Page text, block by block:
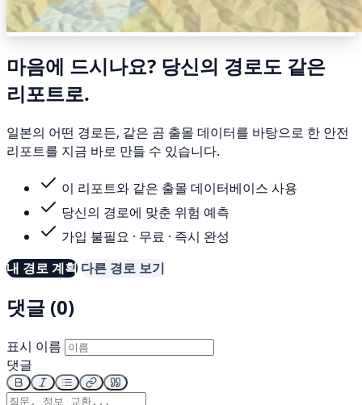
마음에 드시나요? 당신의 경로도 같은
리포트로.
일본의 어떤 경로든, 같은 곰 출몰 데이터를 바탕으로 한 안전
리포트를 지금 바로 만들 수 있습니다.
이 리포트와 같은 출몰 데이터베이스 사용
당신의 경로에 맞춘 위험 예측
가입 불필요 · 무료 · 즉시 완성
내 경로 계획 다른 경로 보기
댓글 (0)
표시 이름
댓글